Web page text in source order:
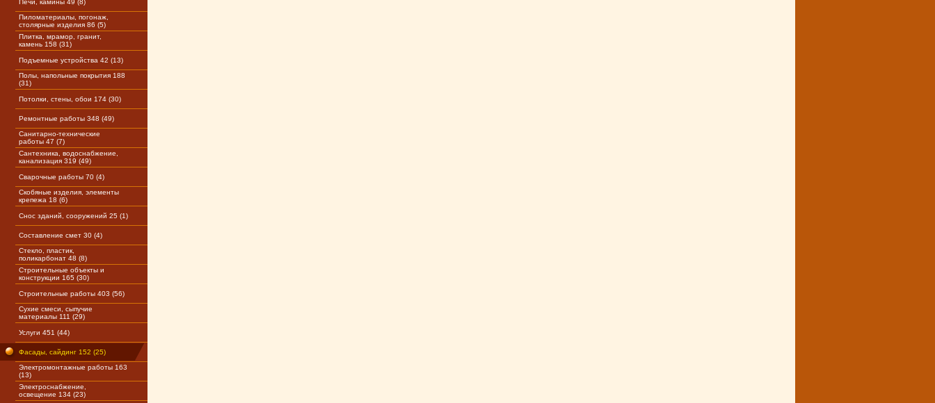
Печи, камины 49 (8)
Пиломатериалы, погонаж,
столярные изделия 86 (5)
Плитка, мрамор, гранит,
камень 158 (31)
Подъемные устройства 42 (13)
Полы, напольные покрытия 188
(31)
Потолки, стены, обои 174 (30)
Ремонтные работы 348 (49)
Санитарно-технические
работы 47 (7)
Сантехника, водоснабжение,
канализация 319 (49)
Сварочные работы 70 (4)
Скобяные изделия, элементы
крепежа 18 (6)
Снос зданий, сооружений 25 (1)
Составление смет 30 (4)
Стекло, пластик,
поликарбонат 48 (8)
Строительные объекты и
конструкции 165 (30)
Строительные работы 403 (56)
Сухие смеси, сыпучие
материалы 111 (29)
Услуги 451 (44)
Фасады, сайдинг 152 (25)
Электромонтажные работы 163
(13)
Электроснабжение,
освещение 134 (23)